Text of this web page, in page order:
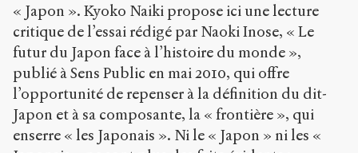
-
p
u
b
l
i
c
.
o
« Japon ». Kyoko Naiki propose ici une lecture
critique de l’essai rédigé par Naoki Inose, « Le
futur du Japon face à l’histoire du monde »,
publié à Sens Public en mai 2010, qui offre
l’opportunité de repenser à la définition du dit-
Japon et à sa composante, la « frontière », qui
enserre « les Japonais ». Ni le « Japon » ni les «